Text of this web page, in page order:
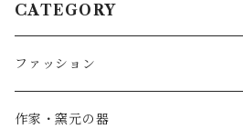
CATEGORY
ファッション
SALE
作家・窯元の器